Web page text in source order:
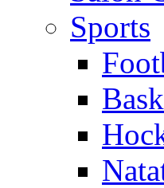
Sports